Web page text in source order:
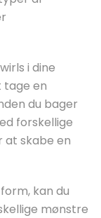
i dine
tage en
du bager
forskellige
at skabe en
kan du
mønstre